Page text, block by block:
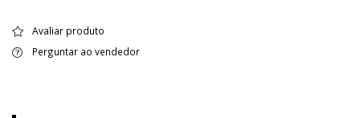
Avaliar produto
Perguntar ao vendedor